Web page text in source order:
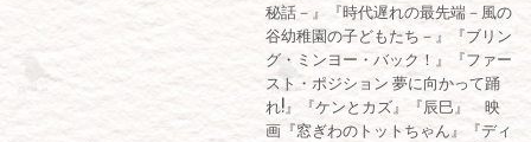
秘話－』『時代遅れの最先端－風の
谷幼稚園の子どもたち－』『ブリン
グ・ミンヨー・バック！』『ファー
スト・ポジション 夢に向かって踊
れ!』『ケンとカズ』『辰巳』 映
画『窓ぎわのトットちゃん』『ディ